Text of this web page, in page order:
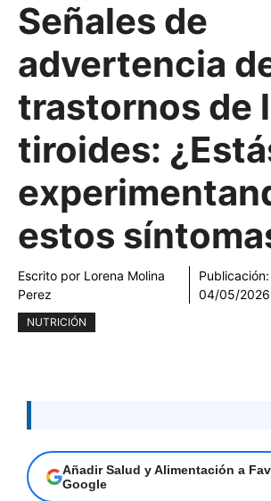
Señales de
advertencia
trastornos de
tiroides:
estos
Escrito por Lorena Molina
Perez
Publicación:
04/05/2026
NUTRICIÓN
Añadir Salud y Alimentación a
Google